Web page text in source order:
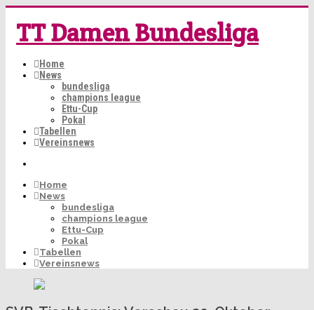
TT Damen Bundesliga
Home
News
bundesliga
champions league
Ettu-Cup
Pokal
Tabellen
Vereinsnews
Home
News
bundesliga
champions league
Ettu-Cup
Pokal
Tabellen
Vereinsnews